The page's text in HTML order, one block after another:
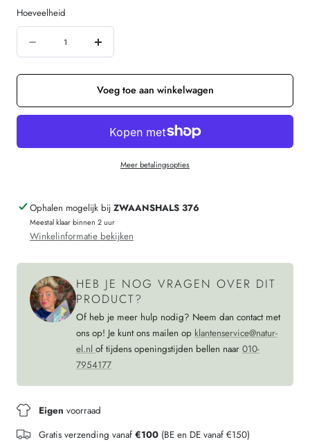
Hoeveelheid
verminderen
GLERUPS
sloffen
NORTH
SEA
Verhoog
de
hoeveelheid
voor
GLERUPS
wollen
sloffen
LAARS
NORTH
Voeg toe aan winkelwagen
Meer betalingsopties
Ophalen mogelijk bij ZWAANSHALS 376
Meestal klaar binnen 2 uur
Winkelinformatie bekijken
HEB JE NOG VRAGEN OVER DIT
PRODUCT?
Of heb je meer hulp nodig? Neem dan contact met
ons op! Je kunt ons mailen op klantenservice@natur-
el.nl of tijdens openingstijden bellen naar 010-
7954177
Eigen voorraad
Gratis verzending vanaf €100 (BE en DE vanaf €150)